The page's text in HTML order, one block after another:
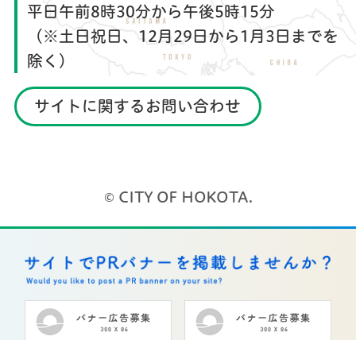
平日午前8時30分から午後5時15分
（※土日祝日、12月29日から1月3日までを
除く）
サイトに関するお問い合わせ
© CITY OF HOKOTA.